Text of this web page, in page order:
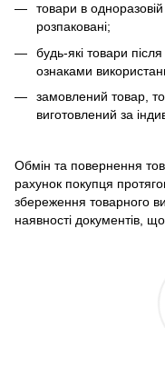
товари в
розпаковані;
будь-які товари
ознаками
замовлений товар,
виготовлений за
Обмін та повернення
рахунок покупця
збереження товарного
наявності документів,